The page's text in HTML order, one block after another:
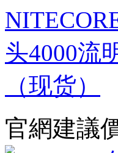
头4000流
（现货）
官網建議